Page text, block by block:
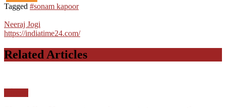
Tagged #sonam kapoor
Neeraj Jogi
https://indiatime24.com/
Related Articles